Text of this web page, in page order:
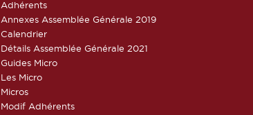
Adhérents
Annexes Assemblée Générale 2019
Calendrier
Détails Assemblée Générale 2021
Guides Micro
Les Micro
Micros
Modif Adhérents